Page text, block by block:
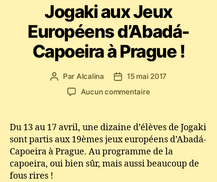
Jogaki aux Jeux
Européens d’Abadá-
Capoeira à Prague !
Auteur
l’article
Par Alcalina
Date15 mai 2017
Aucun commentairesur
Jeux
Européens
d’Abadá-
Capoeira
à
Du 13 au 17 avril, une dizaine d’élèves de Jogaki
sont partis aux 19èmes jeux européens d’Abadá-
Capoeira à Prague. Au programme de la
capoeira, oui bien sûr, mais aussi beaucoup de
fous rires !